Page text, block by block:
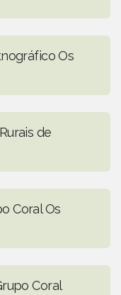
Os
de
Coral Os
Coral